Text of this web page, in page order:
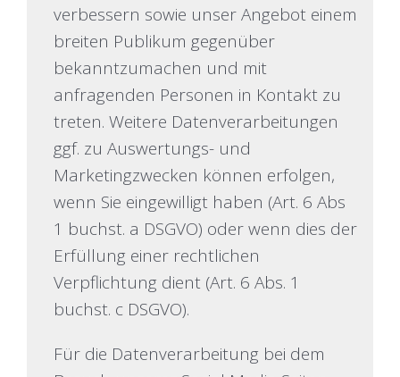
verbessern sowie unser Angebot einem
breiten Publikum gegenüber
bekanntzumachen und mit
anfragenden Personen in Kontakt zu
treten. Weitere Datenverarbeitungen
ggf. zu Auswertungs- und
Marketingzwecken können erfolgen,
wenn Sie eingewilligt haben (Art. 6 Abs
1 buchst. a DSGVO) oder wenn dies der
Erfüllung einer rechtlichen
Verpflichtung dient (Art. 6 Abs. 1
buchst. c DSGVO).
Für die Datenverarbeitung bei dem